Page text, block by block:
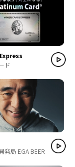
ド
発局 EGA BEER